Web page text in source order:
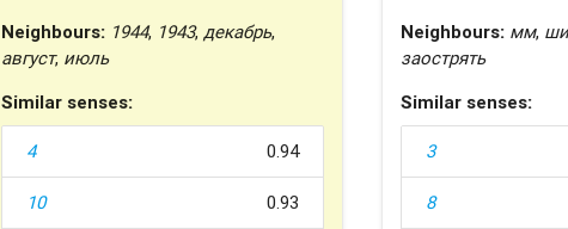
Neighbours: 1944, 1943, декабрь,
август, июль
Similar senses:
4 0.94
10 0.93
Neighbours: мм,
заострять
Similar senses:
3
8